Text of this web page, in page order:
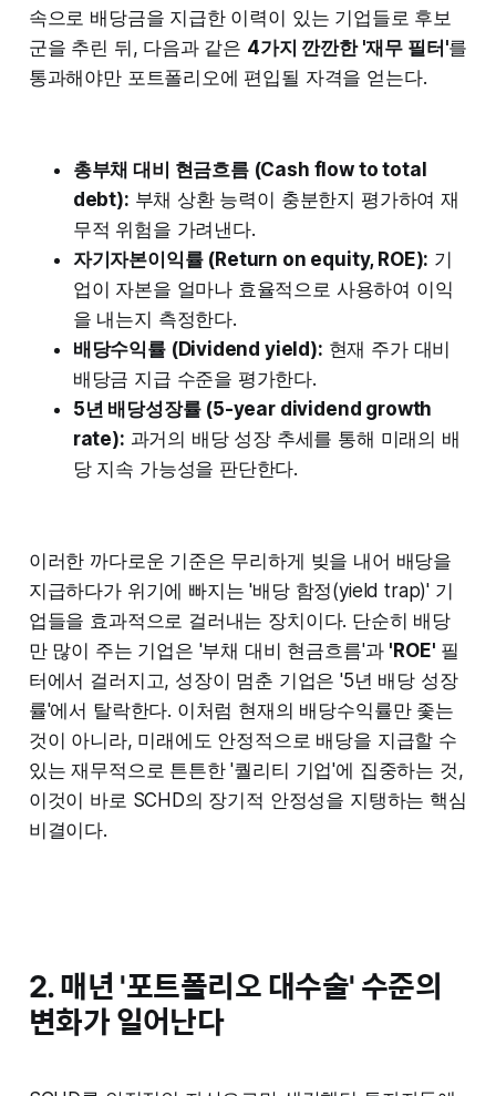
속으로 배당금을 지급한 이력이 있는 기업들로 후보
군을 추린 뒤, 다음과 같은 4가지 깐깐한 '재무 필터'를
통과해야만 포트폴리오에 편입될 자격을 얻는다.
총부채 대비 현금흐름 (Cash flow to total
debt): 부채 상환 능력이 충분한지 평가하여 재
무적 위험을 가려낸다.
자기자본이익률 (Return on equity, ROE): 기
업이 자본을 얼마나 효율적으로 사용하여 이익
을 내는지 측정한다.
배당수익률 (Dividend yield): 현재 주가 대비
배당금 지급 수준을 평가한다.
5년 배당성장률 (5-year dividend growth
rate): 과거의 배당 성장 추세를 통해 미래의 배
당 지속 가능성을 판단한다.
이러한 까다로운 기준은 무리하게 빚을 내어 배당을
지급하다가 위기에 빠지는 '배당 함정(yield trap)' 기
업들을 효과적으로 걸러내는 장치이다. 단순히 배당
만 많이 주는 기업은 '부채 대비 현금흐름'과 'ROE' 필
터에서 걸러지고, 성장이 멈춘 기업은 '5년 배당 성장
률'에서 탈락한다. 이처럼 현재의 배당수익률만 좇는
것이 아니라, 미래에도 안정적으로 배당을 지급할 수
있는 재무적으로 튼튼한 '퀄리티 기업'에 집중하는 것,
이것이 바로 SCHD의 장기적 안정성을 지탱하는 핵심
비결이다.
2. 매년 '포트폴리오 대수술' 수준의
변화가 일어난다